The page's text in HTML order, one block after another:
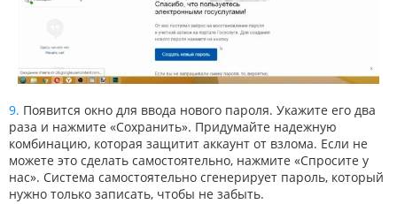
Появится окно для ввода нового пароля. Укажите его два
раза и нажмите «Сохранить». Придумайте надежную
комбинацию, которая защитит аккаунт от взлома. Если не
можете это сделать самостоятельно, нажмите «Спросите у
нас». Система самостоятельно сгенерирует пароль, который
нужно только записать, чтобы не забыть.